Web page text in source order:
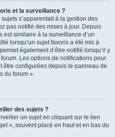
et la surveillance ?
s’apparentait à la gestion des
pas notifié des mises à jour. Depuis
est similaire à la surveillance d’un
lorsqu’un sujet favoris a été mis à
également d’être notifié lorsqu’il y
Les options de notifications pour
être configurées depuis le panneau de
du forum ».
des sujets ?
un sujet en cliquant sur le lien
», souvent placé en haut et en bas du